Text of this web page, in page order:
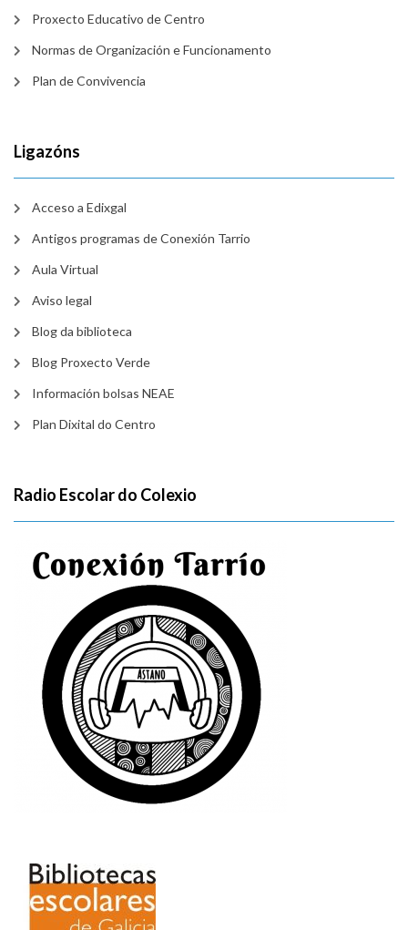
Proxecto Educativo de Centro
Normas de Organización e Funcionamento
Plan de Convivencia
Ligazóns
Acceso a Edixgal
Antigos programas de Conexión Tarrio
Aula Virtual
Aviso legal
Blog da biblioteca
Blog Proxecto Verde
Información bolsas NEAE
Plan Dixital do Centro
Radio Escolar do Colexio